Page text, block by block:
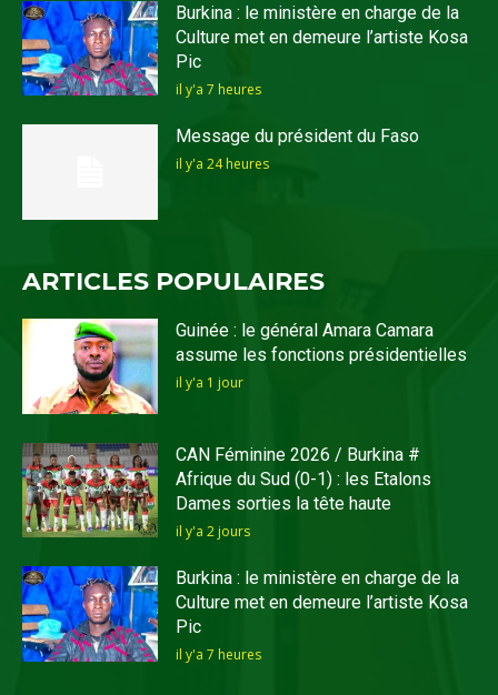
Burkina : le ministère en charge de la
Culture met en demeure l’artiste Kosa
Pic
il y'a 7 heures
Message du président du Faso
il y'a 24 heures
ARTICLES POPULAIRES
Guinée : le général Amara Camara
assume les fonctions présidentielles
il y'a 1 jour
CAN Féminine 2026 / Burkina #
Afrique du Sud (0-1) : les Etalons
Dames sorties la tête haute
il y'a 2 jours
Burkina : le ministère en charge de la
Culture met en demeure l’artiste Kosa
Pic
il y'a 7 heures